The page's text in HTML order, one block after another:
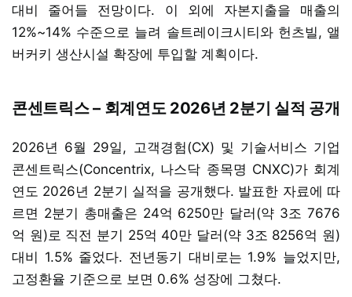
대비 줄어들 전망이다. 이 외에 자본지출을 매출의
12%~14% 수준으로 늘려 솔트레이크시티와 헌츠빌, 앨
버커키 생산시설 확장에 투입할 계획이다.
콘센트릭스 – 회계연도 2026년 2분기 실적 공개
2026년 6월 29일, 고객경험(CX) 및 기술서비스 기업
콘센트릭스(Concentrix, 나스닥 종목명 CNXC)가 회계
연도 2026년 2분기 실적을 공개했다. 발표한 자료에 따
르면 2분기 총매출은 24억 6250만 달러(약 3조 7676
억 원)로 직전 분기 25억 40만 달러(약 3조 8256억 원)
대비 1.5% 줄었다. 전년동기 대비로는 1.9% 늘었지만,
고정환율 기준으로 보면 0.6% 성장에 그쳤다.